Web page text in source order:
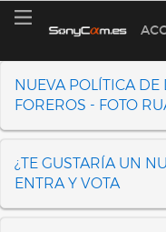
NUEVA POLÍTICA DE
FOREROS - FOTO
¿TE GUSTARÍA UN
ENTRA Y VOTA